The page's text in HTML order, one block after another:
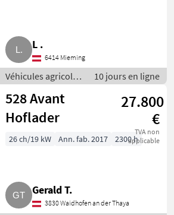
L .
6414 Mieming
Véhicules agricoles
à moteur /
Chargeurs de
ferme
10 jours en ligne
528 Avant
Hoflader
27.800
€
TVA non
applicable
26 ch/19 kW Ann. fab. 2017 2300 h
Gerald T.
3830 Waidhofen an der Thaya